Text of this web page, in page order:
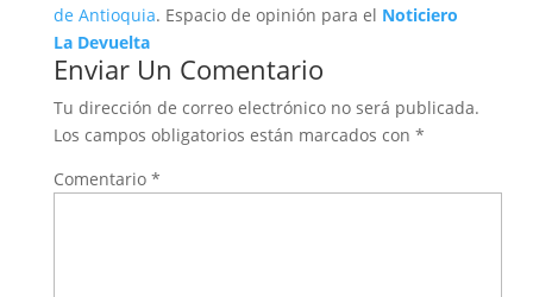
de Antioquia. Espacio de opinión para el Noticiero
La Devuelta
Enviar Un Comentario
Tu dirección de correo electrónico no será publicada.
Los campos obligatorios están marcados con *
Comentario *